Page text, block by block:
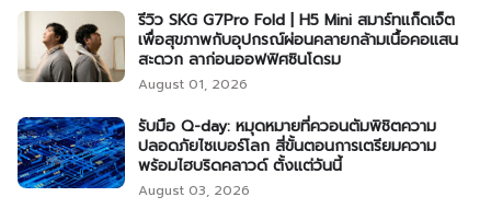
รีวิว SKG G7Pro Fold | H5 Mini สมาร์ทแก็ดเจ็ต
เพื่อสุขภาพกับอุปกรณ์ผ่อนคลายกล้ามเนื้อคอแสน
สะดวก ลาก่อนออฟฟิศซินโดรม
August 01, 2026
รับมือ Q-day: หมุดหมายที่ควอนตัมพิชิตความ
ปลอดภัยไซเบอร์โลก สี่ขั้นตอนการเตรียมความ
พร้อมไฮบริดคลาวด์ ตั้งแต่วันนี้
August 03, 2026